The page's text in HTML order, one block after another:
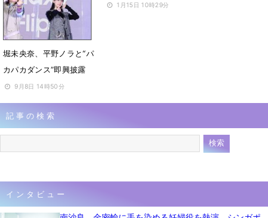
1月15日 10時29分
堀未央奈、平野ノラと“パ
カパカダンス”即興披露
9月8日 14時50分
記事の検索
インタビュー